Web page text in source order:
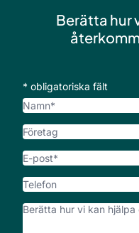
Berätta hur
* obligatoriska fält
Namn
Företag
E-
Telefon
Vad